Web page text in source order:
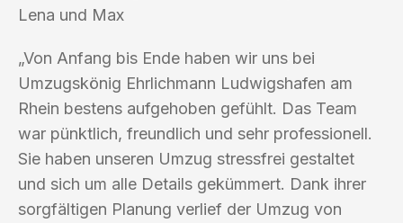
Lena und Max
„Von Anfang bis Ende haben wir uns bei
Umzugskönig Ehrlichmann Ludwigshafen am
Rhein bestens aufgehoben gefühlt. Das Team
war pünktlich, freundlich und sehr professionell.
Sie haben unseren Umzug stressfrei gestaltet
und sich um alle Details gekümmert. Dank ihrer
sorgfältigen Planung verlief der Umzug von